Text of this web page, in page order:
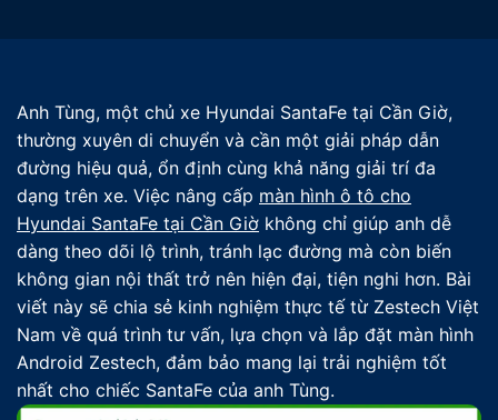
Anh Tùng, một chủ xe Hyundai SantaFe tại Cần Giờ,
thường xuyên di chuyển và cần một giải pháp dẫn
đường hiệu quả, ổn định cùng khả năng giải trí đa
dạng trên xe. Việc nâng cấp màn hình ô tô cho
Hyundai SantaFe tại Cần Giờ không chỉ giúp anh dễ
dàng theo dõi lộ trình, tránh lạc đường mà còn biến
không gian nội thất trở nên hiện đại, tiện nghi hơn. Bài
viết này sẽ chia sẻ kinh nghiệm thực tế từ Zestech Việt
Nam về quá trình tư vấn, lựa chọn và lắp đặt màn hình
Android Zestech, đảm bảo mang lại trải nghiệm tốt
nhất cho chiếc SantaFe của anh Tùng.